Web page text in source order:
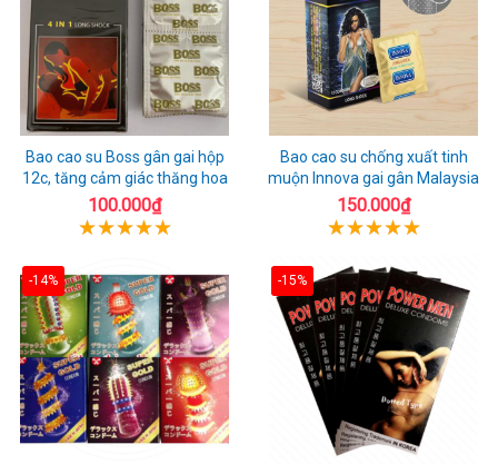
Bao cao su Boss gân gai hộp
12c, tăng cảm giác thăng hoa
100.000₫
Bao cao su chống xuất tinh
muộn Innova gai gân Malaysia
150.000₫
-14% -15%